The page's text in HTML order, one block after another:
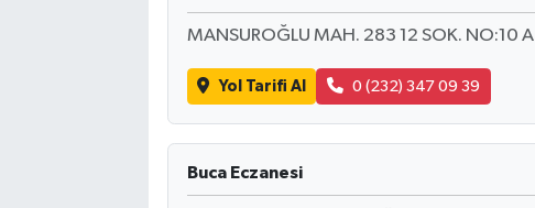
MANSUROĞLU MAH. 283 12 SOK. NO:10 A
Yol Tarifi Al 0 (232) 347 09 39
Buca Eczanesi